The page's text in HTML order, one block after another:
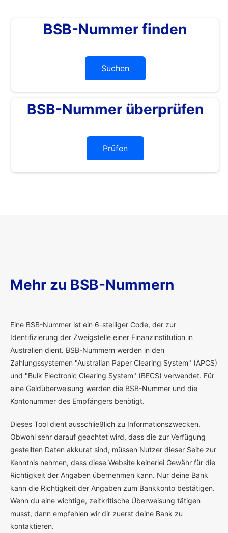
BSB-Nummer finden
Suchen
BSB-Nummer überprüfen
Prüfen
Mehr zu BSB-Nummern
Eine BSB-Nummer ist ein 6-stelliger Code, der zur
Identifizierung der Zweigstelle einer Finanzinstitution in
Australien dient. BSB-Nummern werden in den
Zahlungssystemen "Australian Paper Clearing System" (APCS)
und "Bulk Electronic Clearing System" (BECS) verwendet. Für
eine Geldüberweisung werden die BSB-Nummer und die
Kontonummer des Empfängers benötigt.
Dieses Tool dient ausschließlich zu Informationszwecken.
Obwohl sehr darauf geachtet wird, dass die zur Verfügung
gestellten Daten akkurat sind, müssen Nutzer dieser Seite zur
Kenntnis nehmen, dass diese Website keinerlei Gewähr für die
Richtigkeit der Angaben übernehmen kann. Nur deine Bank
kann die Richtigkeit der Angaben zum Bankkonto bestätigen.
Wenn du eine wichtige, zeitkritische Überweisung tätigen
musst, dann empfehlen wir dir zuerst deine Bank zu
kontaktieren.